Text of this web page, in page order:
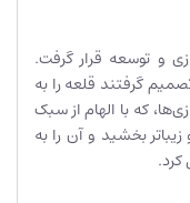
و توسعه قرار گرفت.
گرفتند قلعه را به
که با الهام از سبک
بخشید و آن را به